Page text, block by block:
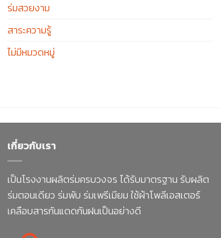
ร่มสวยงาม
สาระความรู้
ไม่มีหมวดหมู่
เกี่ยวกับเรา
เป็นโรงงานผลิตร่มครบวงจร ได้รับมาตรฐาน รับผลิต
ร่มตอนเดียว ร่มพับ ร่มเพรีเมียม ใช้ผ้าโพลีเอสเตอร์
เคลือบสารกันแดดกันฝนเป็นอย่างดี